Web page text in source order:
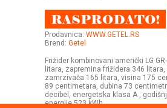
Prodavnica: WWW.GETEL.RS
Brend: Getel
Frižider kombinovani američki LG
litara, zapremina frižidera 346
zamrzivača 165 litara, visina 175
89 centimetara, dubina 73
decibel, energetska klasa A ,
energije 523 kWh